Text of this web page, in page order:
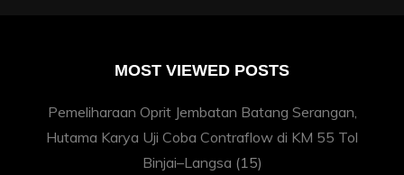
MOST VIEWED POSTS
Pemeliharaan Oprit Jembatan Batang Serangan,
Hutama Karya Uji Coba Contraflow di KM 55 Tol
Binjai–Langsa (15)